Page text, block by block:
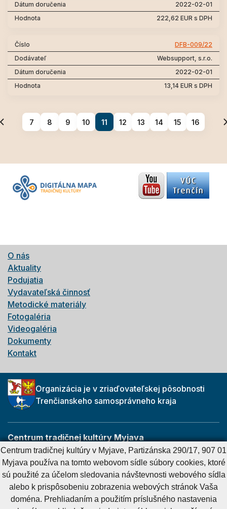
2022-02-01
222,62 EUR s DPH
DFB-009/22
Websupport, s.r.o.
2022-02-01
13,14 EUR s DPH
7 8 9 10 11 12 13 14 15 16
O nás
Aktuality
Podujatia
Vydavateľská činnosť
Metodické materiály
Fotogaléria
Videogaléria
Dokumenty
Kontakt
Organizácia je v zriaďovateľskej pôsobnosti
Trenčianskeho samosprávneho kraja
Centrum tradičnej kultúry Myjava
Partizánska 290/17
907 01 Myjava
Cookies nastavenieCookies - viac informáciíVyhlásenie o prístupnosti
Technický prevádzkovateľ
Správca obsahu
Centrum tradičnej kultúry v Myjave, Partizánska 290/17, 907 01
Myjava používa na tomto webovom sídle súbory cookies, ktoré
sú použité za účelom sledovania návštevnosti webového sídla
alebo k prispôsobeniu zobrazenia webových stránok Vaša
doména. Prehliadaním a použitím príslušného nastavenia